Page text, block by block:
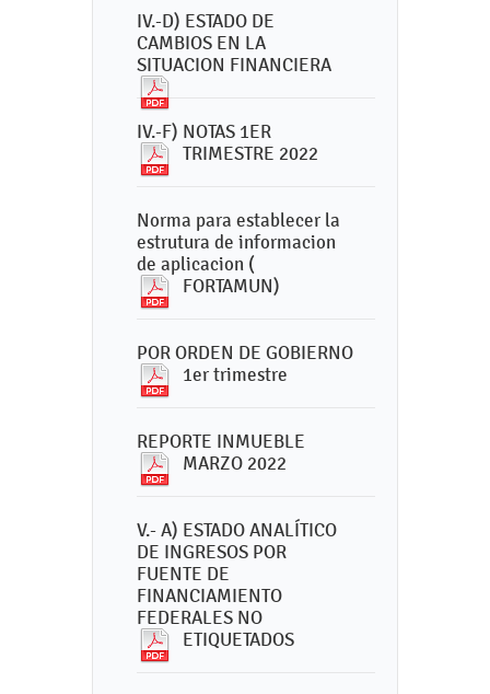
IV.-D) ESTADO DE
CAMBIOS EN LA
SITUACION FINANCIERA
IV.-F) NOTAS 1ER
TRIMESTRE 2022
Norma para establecer la
estrutura de informacion
de aplicacion (
FORTAMUN)
POR ORDEN DE GOBIERNO
1er trimestre
REPORTE INMUEBLE
MARZO 2022
V.- A) ESTADO ANALÍTICO
DE INGRESOS POR
FUENTE DE
FINANCIAMIENTO
FEDERALES NO
ETIQUETADOS